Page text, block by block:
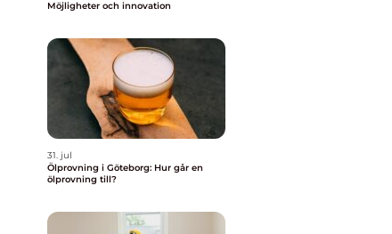
Möjligheter och innovation
31. jul
Ölprovning i Göteborg: Hur går en
ölprovning till?